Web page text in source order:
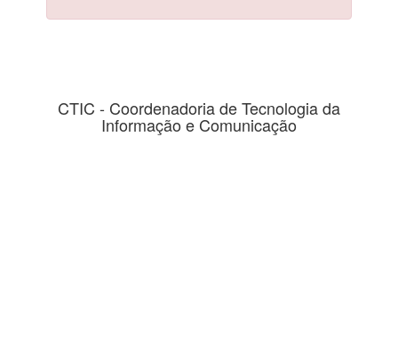
CTIC - Coordenadoria de Tecnologia da
Informação e Comunicação